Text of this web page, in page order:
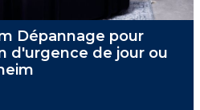
Dépannage pour
d'urgence de jour ou